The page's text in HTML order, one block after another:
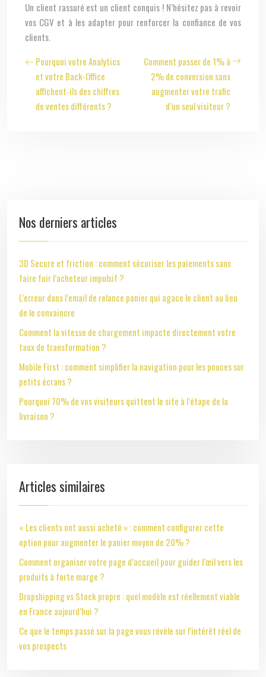
Un client rassuré est un client conquis ! N’hésitez pas à revoir
vos CGV et à les adapter pour renforcer la confiance de vos
clients.
Pourquoi votre Analytics
et votre Back-Office
affichent-ils des chiffres
de ventes différents ?
Comment passer de 1% à
2% de conversion sans
augmenter votre trafic
d’un seul visiteur ?
Nos derniers articles
3D Secure et friction : comment sécuriser les paiements sans
faire fuir l’acheteur impulsif ?
L’erreur dans l’email de relance panier qui agace le client au lieu
de le convaincre
Comment la vitesse de chargement impacte directement votre
taux de transformation ?
Mobile First : comment simplifier la navigation pour les pouces sur
petits écrans ?
Pourquoi 70% de vos visiteurs quittent le site à l’étape de la
livraison ?
Articles similaires
« Les clients ont aussi acheté » : comment configurer cette
option pour augmenter le panier moyen de 20% ?
Comment organiser votre page d’accueil pour guider l’œil vers les
produits à forte marge ?
Dropshipping vs Stock propre : quel modèle est réellement viable
en France aujourd’hui ?
Ce que le temps passé sur la page vous révèle sur l’intérêt réel de
vos prospects